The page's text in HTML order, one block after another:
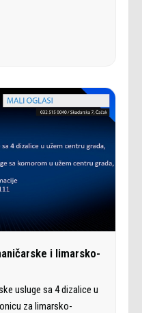
i limarsko-
usluge sa 4 dizalice u
za limarsko-